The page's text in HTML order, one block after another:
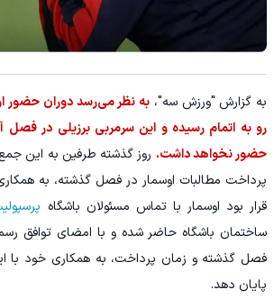
به گزارش "ورزش سه"، به نظر می‌رسد دوران حضور
رو به اتمام رسیده و این سرمربی برزیلی در فصل
حضور نخواهد داشت. روز گذشته طرفین به این
پرداخت مطالبات اوسمار در فصل گذشته، به
قرار بود اوسمار با تماس مسئولان باشگاه
ساختمان باشگاه حاضر شده و با امضای توافق
فصل گذشته و زمان پرداخت، به همکاری خود با
پایان دهد.